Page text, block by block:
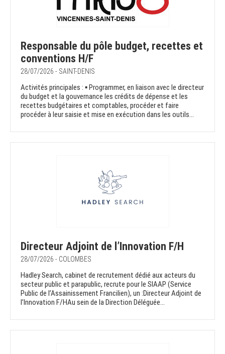
Responsable du pôle budget, recettes et
conventions H/F
28/07/2026 - SAINT-DENIS
Activités principales : ▪ Programmer, en liaison avec le directeur
du budget et la gouvernance les crédits de dépense et les
recettes budgétaires et comptables, procéder et faire
procéder à leur saisie et mise en exécution dans les outils...
Directeur Adjoint de l’Innovation F/H
28/07/2026 - COLOMBES
Hadley Search, cabinet de recrutement dédié aux acteurs du
secteur public et parapublic, recrute pour le SIAAP (Service
Public de l’Assainissement Francilien), un :Directeur Adjoint de
l’Innovation F/HAu sein de la Direction Déléguée...